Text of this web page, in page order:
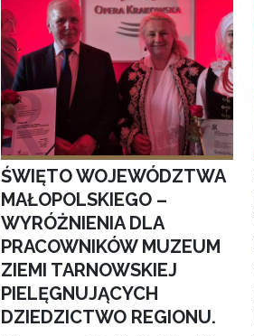
ŚWIĘTO WOJEWÓDZTWA
MAŁOPOLSKIEGO –
WYRÓŻNIENIA DLA
PRACOWNIKÓW MUZEUM
ZIEMI TARNOWSKIEJ
PIELĘGNUJĄCYCH
DZIEDZICTWO REGIONU.